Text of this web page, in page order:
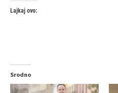
Lajkaj ovo:
Srodno